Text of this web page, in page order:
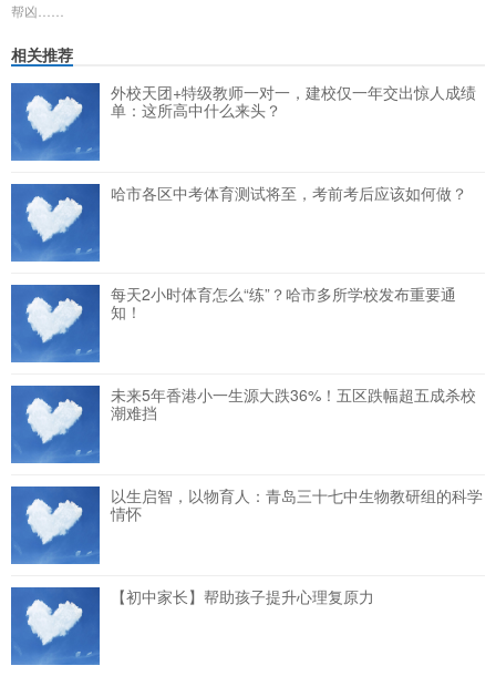
帮凶……
相关推荐
外校天团+特级教师一对一，建校仅一年交出惊人成绩
单：这所高中什么来头？
哈市各区中考体育测试将至，考前考后应该如何做？
每天2小时体育怎么“练”？哈市多所学校发布重要通
知！
未来5年香港小一生源大跌36%！五区跌幅超五成杀校
潮难挡
以生启智，以物育人：青岛三十七中生物教研组的科学
情怀
【初中家长】帮助孩子提升心理复原力